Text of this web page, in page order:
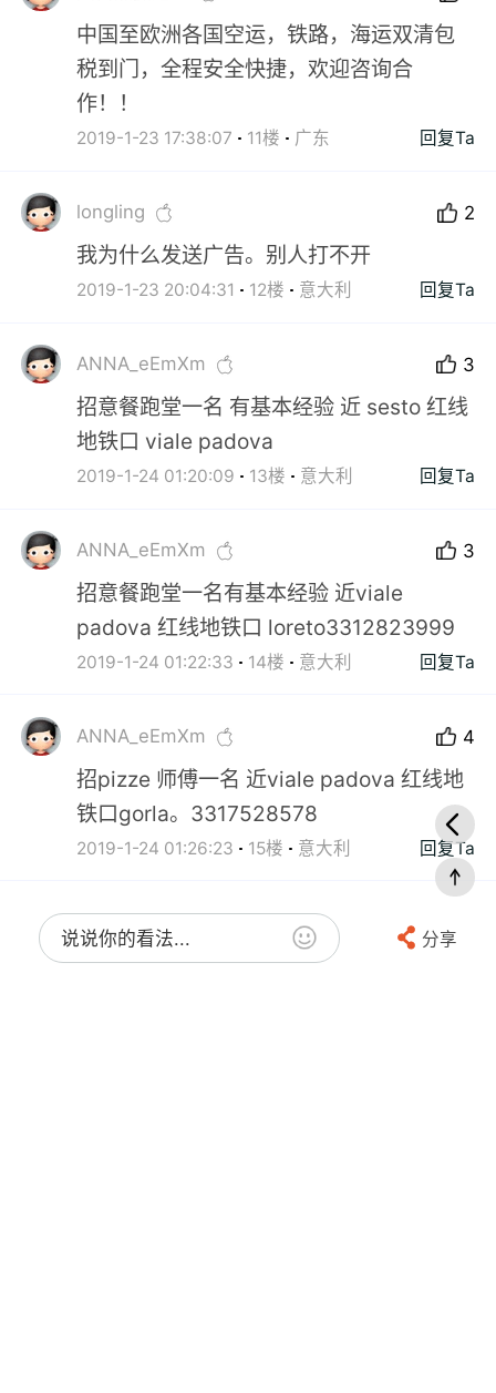
中国至欧洲各国空运，铁路，海运双清包
税到门，全程安全快捷，欢迎咨询合
作！！
2019-1-23 17:38:07 11楼 广东 回复Ta
longling 2
我为什么发送广告。别人打不开
2019-1-23 20:04:31 12楼 意大利 回复Ta
ANNA_eEmXm 3
招意餐跑堂一名 有基本经验 近 sesto 红线
地铁口 viale padova
2019-1-24 01:20:09 13楼 意大利 回复Ta
ANNA_eEmXm 3
招意餐跑堂一名有基本经验 近viale
padova 红线地铁口 loreto3312823999
2019-1-24 01:22:33 14楼 意大利 回复Ta
ANNA_eEmXm 4
招pizze 师傅一名 近viale padova 红线地
铁口gorla。3317528578
2019-1-24 01:26:23 15楼 意大利 回复Ta
说说你的看法... 分享